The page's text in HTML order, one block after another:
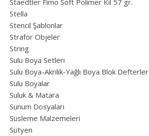
Staedtler Fimo Soft Polimer Kil 57 gr.
Stella
Stencil Şablonlar
Strafor Objeler
String
Sulu Boya Setleri
Sulu Boya-Akrilik-Yağlı Boya Blok Defterler
Sulu Boyalar
Suluk & Matara
Sunum Dosyaları
Süsleme Malzemeleri
Sütyen